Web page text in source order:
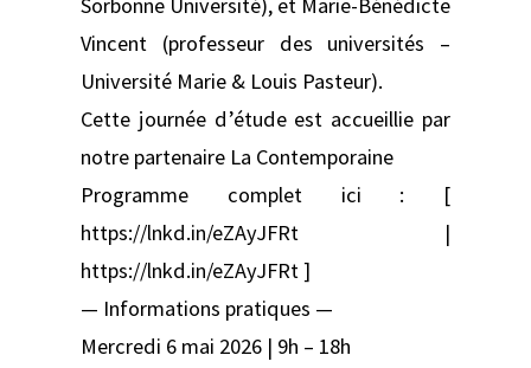
Vincent (professeur des universités –
Université Marie & Louis Pasteur).
Cette journée d’étude est accueillie par
notre partenaire La Contemporaine
Programme complet ici : [
https://lnkd.in/eZAyJFRt |
https://lnkd.in/eZAyJFRt ]
— Informations pratiques —
Mercredi 6 mai 2026 | 9h – 18h